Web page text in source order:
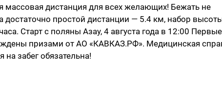
массовая дистанция для всех желающих! Бежать не
достаточно простой дистанции — 5.4 км, набор
Старт с поляны Азау, 4 августа года в 12:00 Первые
призами от АО «КАВКАЗ.РФ». Медицинская
на забег обязательна!